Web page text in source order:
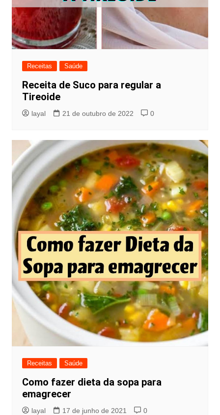
Receitas Saúde
Receita de Suco para regular a
Tireoide
layal 21 de outubro de 2022 0
Receitas Saúde
Como fazer dieta da sopa para
emagrecer
layal 17 de junho de 2021 0